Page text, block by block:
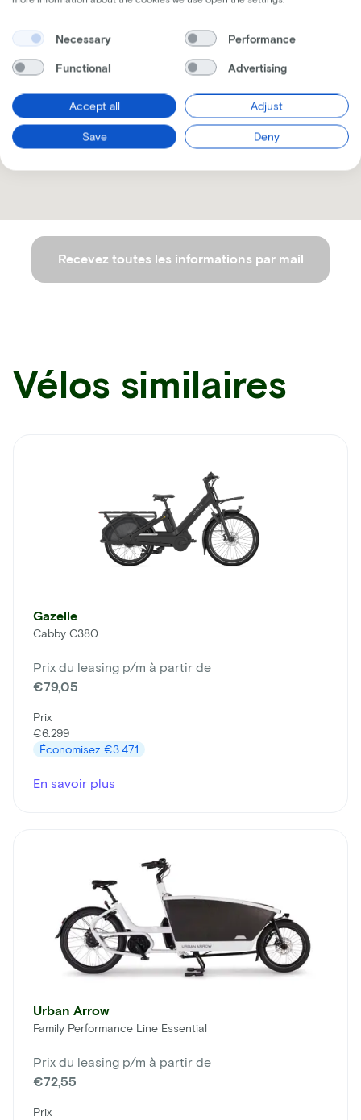
Recevez toutes les informations par mail
Vélos similaires
Gazelle
Cabby C380
Prix du leasing p/m à partir de
€79,05
Prix
€6.299
Économisez €3.471
En savoir plus
Urban Arrow
Family Performance Line Essential
Prix du leasing p/m à partir de
€72,55
Prix
Necessary Performance
Functional Advertising
Accept all Adjust
Save Deny